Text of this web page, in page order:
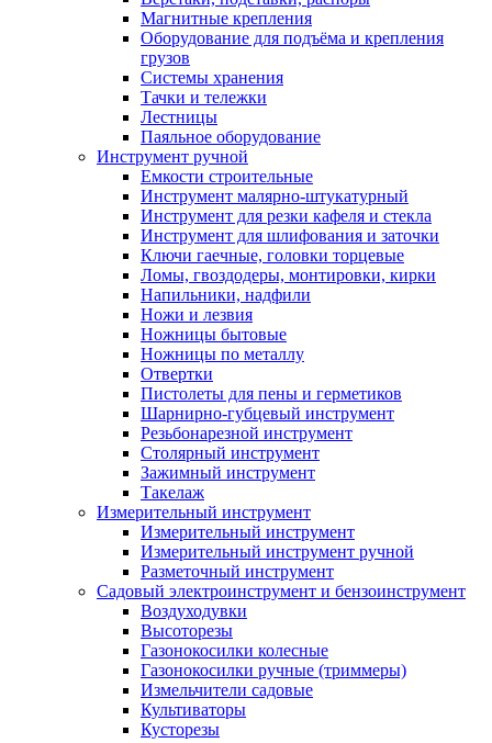
Магнитные крепления
Оборудование для подъёма и крепления
грузов
Системы хранения
Тачки и тележки
Лестницы
Паяльное оборудование
Инструмент ручной
Емкости строительные
Инструмент малярно-штукатурный
Инструмент для резки кафеля и стекла
Инструмент для шлифования и заточки
Ключи гаечные, головки торцевые
Ломы, гвоздодеры, монтировки, кирки
Напильники, надфили
Ножи и лезвия
Ножницы бытовые
Ножницы по металлу
Отвертки
Пистолеты для пены и герметиков
Шарнирно-губцевый инструмент
Резьбонарезной инструмент
Столярный инструмент
Зажимный инструмент
Такелаж
Измерительный инструмент
Измерительный инструмент
Измерительный инструмент ручной
Разметочный инструмент
Садовый электроинструмент и бензоинструмент
Воздуходувки
Высоторезы
Газонокосилки колесные
Газонокосилки ручные (триммеры)
Измельчители садовые
Культиваторы
Кусторезы